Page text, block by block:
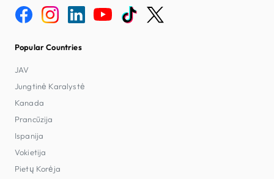
Popular Countries
JAV
Jungtinė Karalystė
Kanada
Prancūzija
Ispanija
Vokietija
Pietų Korėja